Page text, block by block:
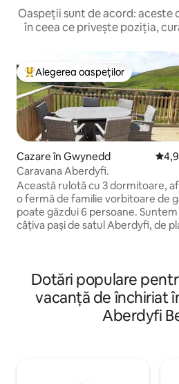
Oaspeții sunt de acord: aceste
în ceea ce privește poziția,
Locuință din topul categoriei
Alegerea oaspeților
Cazare în Gwynedd
Caravana Aberdyfi.
Această rulotă cu 3 dormitoare,
o fermă de familie vorbitoare de
poate găzdui 6 persoane. Suntem
câțiva pași de satul Aberdyfi, de
plimbări minunate în această zonă
frumoasă a Parcului Național
Cazare potrivită pentru animale
Dotări populare
vacanță de închiriat
Aberdyfi